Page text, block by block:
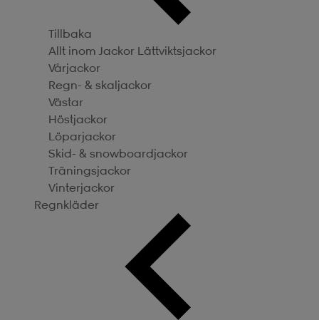
Tillbaka
Allt inom Jackor Lättviktsjackor
Vårjackor
Regn- & skaljackor
Västar
Höstjackor
Löparjackor
Skid- & snowboardjackor
Träningsjackor
Vinterjackor
Regnkläder